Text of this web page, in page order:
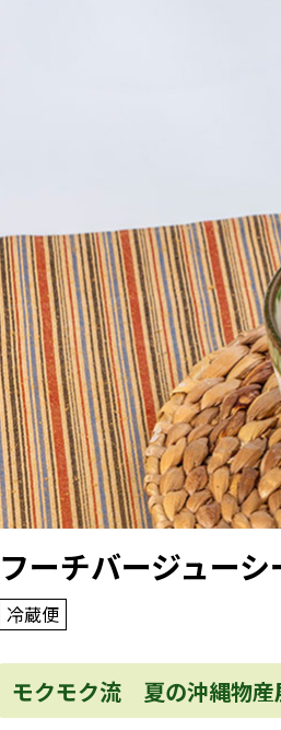
フーチバージュー
冷蔵便
モクモク流 夏の沖縄物産